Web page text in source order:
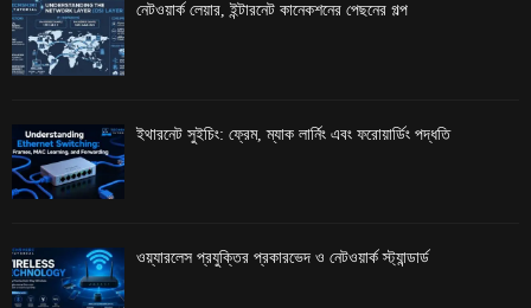
নেটওয়ার্ক লেয়ার, ইন্টারনেট কানেকশনের পেছনের গল্প
ইথারনেট সুইচিং: ফ্রেম, ম্যাক লার্নিং এবং ফরোয়ার্ডিং পদ্ধতি
ওয়্যারলেস প্রযুক্তির প্রকারভেদ ও নেটওয়ার্ক স্ট্যান্ডার্ড